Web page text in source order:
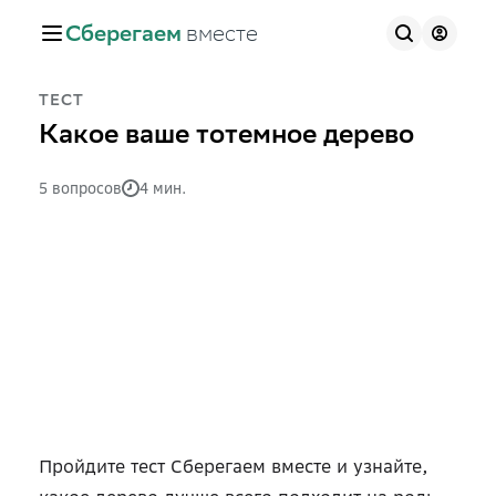
Сберегаем вместе
ТЕСТ
Какое ваше тотемное дерево
5 вопросов 4 мин.
Пройдите тест Сберегаем вместе и узнайте,